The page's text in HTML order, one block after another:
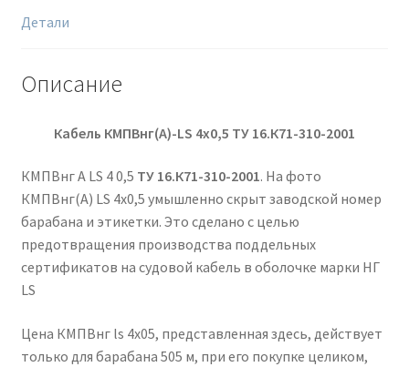
Детали
Описание
Кабель КМПВнг(А)-LS 4х0,5 ТУ 16.К71-310-2001
КМПВнг А LS 4 0,5 ТУ 16.К71-310-2001. На фото
КМПВнг(А) LS 4х0,5 умышленно скрыт заводской номер
барабана и этикетки. Это сделано с целью
предотвращения производства поддельных
сертификатов на судовой кабель в оболочке марки НГ
LS
Цена КМПВнг ls 4х05, представленная здесь, действует
только для барабана 505 м, при его покупке целиком,